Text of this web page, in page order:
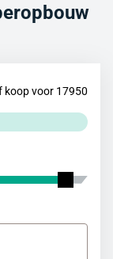
koop voor 17950